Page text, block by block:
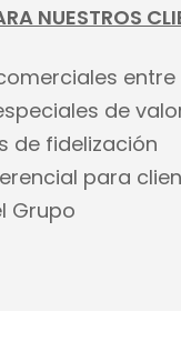
NUESTROS
de
de fidelización
para
Grupo